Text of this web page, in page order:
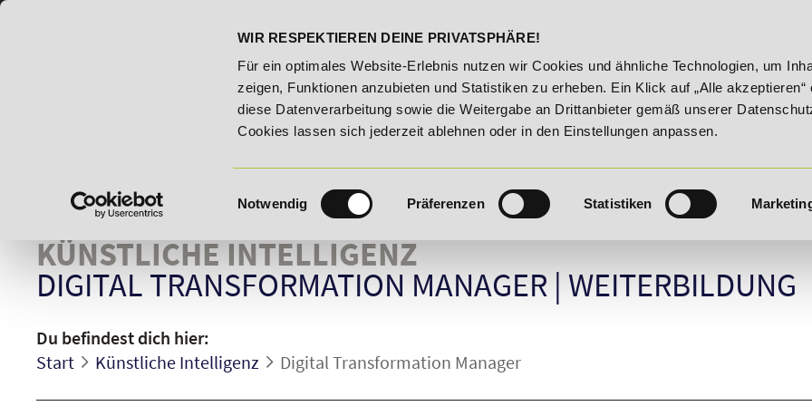
WIR RESPEKTIEREN DEINE PRIVATSPHÄRE!
Für ein optimales Website-Erlebnis nutzen wir Cookies und ähnliche Technologien, um
zeigen, Funktionen anzubieten und Statistiken zu erheben. Ein Klick auf „Alle akzeptieren“
diese Datenverarbeitung sowie die Weitergabe an Drittanbieter gemäß unserer
Cookies lassen sich jederzeit ablehnen oder in den Einstellungen anpassen.
Einwilligungsauswahl
Notwendig Präferenzen Statistiken
20% Rabatt bis 03.09.2026 - Bildungsroute! 20% Rabatt bis 03.09.2026 - Bildungsroute!
KÜNSTLICHE INTELLIGENZ
DIGITAL TRANSFORMATION MANAGER | WEITERBILDUNG
Du befindest dich hier:
Start
Künstliche Intelligenz Digital Transformation Manager